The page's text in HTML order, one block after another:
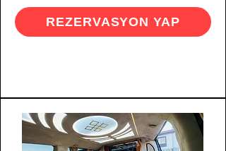
REZERVASYON YAP